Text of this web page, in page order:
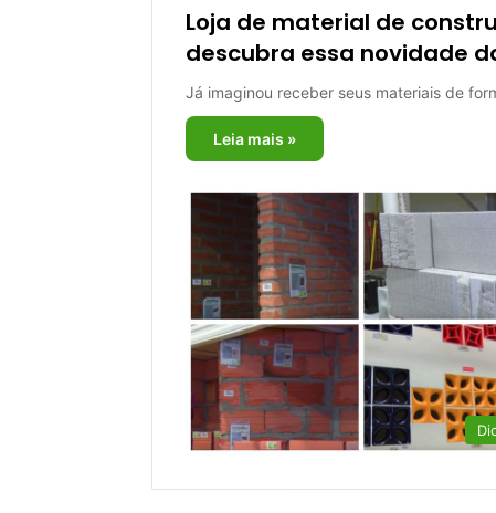
Loja de material de
descubra essa novidade
Já imaginou receber seus materiais de
Leia mais »